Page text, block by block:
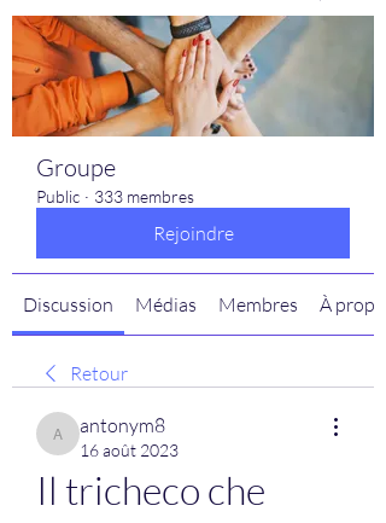
Groupe
Public · 333 membres
Rejoindre
Discussion Médias Membres À propos
Retour
antonym8
antonym8
16 août 2023
Il tricheco che